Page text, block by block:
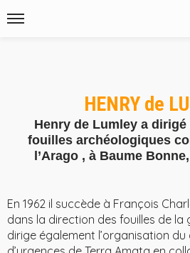
HENRY de
Henry de Lumley a
fouilles archéologiques
l’Arago , à Baume
En 1962 il succède à François
dans la direction des fouilles de la
dirige également l’organisation